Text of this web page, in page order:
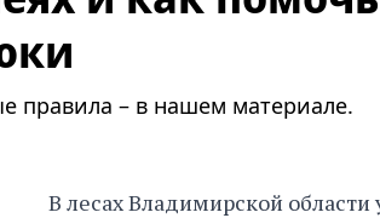
правила – в нашем материале.
В лесах Владимирской